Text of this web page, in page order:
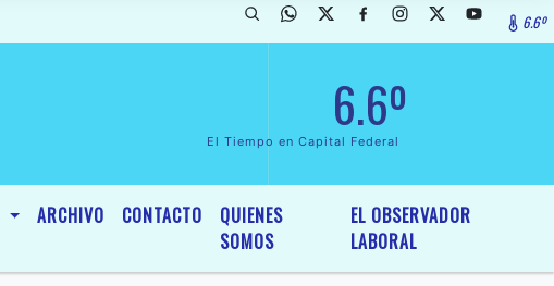
de InterÃ©s General y Legislativo, por Ordenanza NÂº 6236/19 del6.6º
6.6º
El Tiempo en Capital Federal
ARCHIVO CONTACTO
QUIENES
SOMOS
EL OBSERVADOR
LABORAL